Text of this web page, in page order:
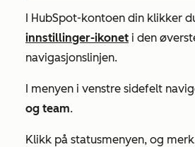
I HubSpot-kontoen din klikker
innstillinger-ikonet i den
navigasjonslinjen.
I menyen i venstre sidefelt
og team.
Klikk på statusmenyen, og